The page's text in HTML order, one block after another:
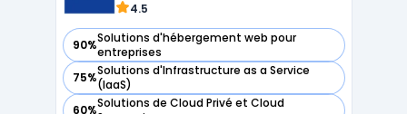
4.5
90%Solutions d'hébergement web pour
entreprises
— voir 1&1 IONOS dans cette catégorie
75%Solutions d'Infrastructure as a Service
(IaaS)
— voir 1&1 IONOS dans cette catégorie
60%Solutions de Cloud Privé et Cloud